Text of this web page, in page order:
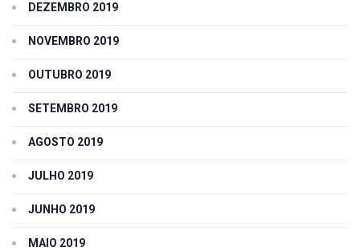
DEZEMBRO 2019
NOVEMBRO 2019
OUTUBRO 2019
SETEMBRO 2019
AGOSTO 2019
JULHO 2019
JUNHO 2019
MAIO 2019